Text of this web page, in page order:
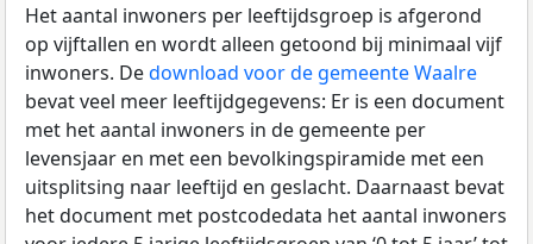
Het aantal inwoners per leeftijdsgroep is afgerond
op vijftallen en wordt alleen getoond bij minimaal vijf
inwoners. Dedownload voor de gemeente Waalre
bevat veel meer leeftijdgegevens: Er is een document
met het aantal inwoners in de gemeente per
levensjaar en met een bevolkingspiramide met een
uitsplitsing naar leeftijd en geslacht. Daarnaast bevat
het document met postcodedata het aantal inwoners